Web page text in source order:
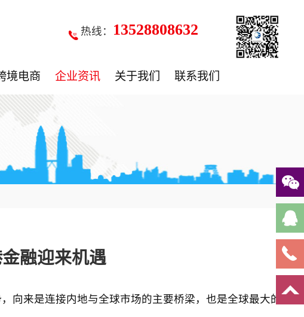
热线： 13528808632
境电商 企业资讯 关于我们 联系我们
融迎来机遇
来是连接内地与全球市场的主要桥梁，也是全球最大的